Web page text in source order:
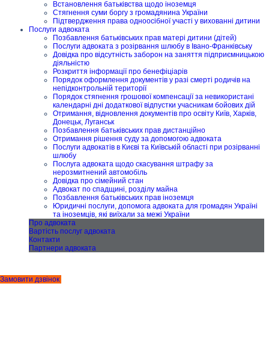
Замовити дзвінок
Встановлення батьківства щодо іноземця
Стягнення суми боргу з громадянина України
Підтвердження права одноосібної участі у вихованні дитини
Послуги адвоката
Позбавлення батьківських прав матері дитини (дітей)
Послуги адвоката з розірвання шлюбу в Івано-Франківську
Довідка про відсутність заборон на заняття підприємницькою
діяльністю
Розкриття інформації про бенефіціарів
Порядок оформлення документів у разі смерті родичів на
непідконтрольній території
Порядок стягнення грошової компенсації за невикористані
календарні дні додаткової відпустки учасникам бойових дій
Отримання, відновлення документів про освіту Київ, Харків,
Донецьк, Луганськ
Позбавлення батьківських прав дистанційно
Отримання рішення суду за допомогою адвоката
Послуги адвокатів в Києві та Київській області при розірванні
шлюбу
Послуга адвоката щодо скасування штрафу за
нерозмитнений автомобіль
Довідка про сімейний стан
Адвокат по спадщині, розділу майна
Позбавлення батьківських прав іноземця
Юридичні послуги, допомога адвоката для громадян Україні
та іноземців, які виїхали за межі України
Про адвоката
Вартість послуг адвоката
Контакти
Партнери адвоката